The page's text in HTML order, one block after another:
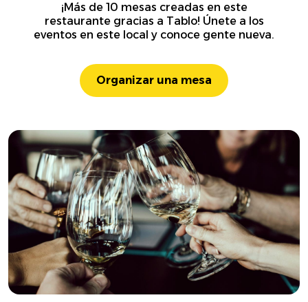
¡Más de 10 mesas creadas en este
restaurante gracias a Tablo! Únete a los
eventos en este local y conoce gente nueva.
Organizar una mesa